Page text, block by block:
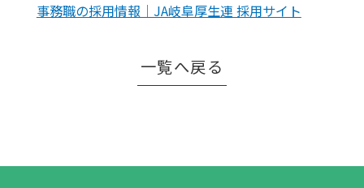
事務職の採用情報｜JA岐阜厚生連 採用サイト
一覧へ戻る